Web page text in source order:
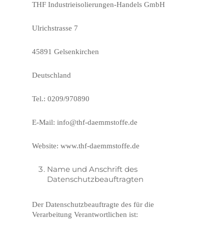
THF Industrieisolierungen-Handels GmbH
Ulrichstrasse 7
45891 Gelsenkirchen
Deutschland
Tel.: 0209/970890
E-Mail: info@thf-daemmstoffe.de
Website: www.thf-daemmstoffe.de
Name und Anschrift des
Datenschutzbeauftragten
Der Datenschutzbeauftragte des für die
Verarbeitung Verantwortlichen ist: